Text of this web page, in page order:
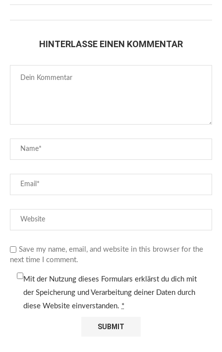
HINTERLASSE EINEN KOMMENTAR
Save my name, email, and website in this browser for the
next time I comment.
Mit der Nutzung dieses Formulars erklärst du dich mit
der Speicherung und Verarbeitung deiner Daten durch
diese Website einverstanden. *